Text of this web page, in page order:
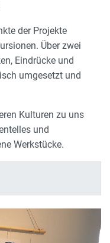
der Projekte
Über zwei
Eindrücke und
umgesetzt und
Kulturen zu uns
und
Werkstücke.